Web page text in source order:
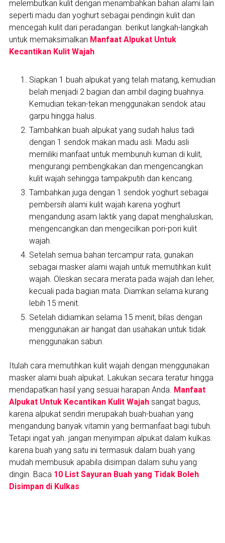
melembutkan kulit dengan menambahkan bahan alami lain
seperti madu dan yoghurt sebagai pendingin kulit dan
mencegah kulit dari peradangan. berikut langkah-langkah
untuk memaksimalkan Manfaat Alpukat Untuk
Kecantikan Kulit Wajah
Siapkan 1 buah alpukat yang telah matang, kemudian
belah menjadi 2 bagian dan ambil daging buahnya.
Kemudian tekan-tekan menggunakan sendok atau
garpu hingga halus.
Tambahkan buah alpukat yang sudah halus tadi
dengan 1 sendok makan madu asli. Madu asli
memiliki manfaat untuk membunuh kuman di kulit,
mengurangi pembengkakan dan mengencangkan
kulit wajah sehingga tampakputih dan kencang.
Tambahkan juga dengan 1 sendok yoghurt sebagai
pembersih alami kulit wajah karena yoghurt
mengandung asam laktik yang dapat menghaluskan,
mengencangkan dan mengecilkan pori-pori kulit
wajah.
Setelah semua bahan tercampur rata, gunakan
sebagai masker alami wajah untuk memutihkan kulit
wajah. Oleskan secara merata pada wajah dan leher,
kecuali pada bagian mata. Diamkan selama kurang
lebih 15 menit.
Setelah didiamkan selama 15 menit, bilas dengan
menggunakan air hangat dan usahakan untuk tidak
menggunakan sabun.
Itulah cara memutihkan kulit wajah dengan menggunakan
masker alami buah alpukat. Lakukan secara teratur hingga
mendapatkan hasil yang sesuai harapan Anda. Manfaat
Alpukat Untuk Kecantikan Kulit Wajah sangat bagus,
karena alpukat sendiri merupakah buah-buahan yang
mengandung banyak vitamin yang bermanfaat bagi tubuh.
Tetapi ingat yah. jangan menyimpan alpukat dalam kulkas.
karena buah yang satu ini termasuk dalam buah yang
mudah membusuk apabila disimpan dalam suhu yang
dingin. Baca 10 List Sayuran Buah yang Tidak Boleh
Disimpan di Kulkas